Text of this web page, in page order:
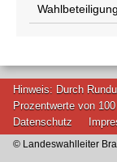
Wahlbeteiligung
Hinweis: Durch
Prozentwerte von
Datenschutz
© Landeswahlleiter